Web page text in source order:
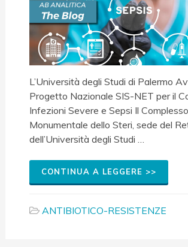
L’Università degli Studi di Palermo
Progetto Nazionale SIS-NET per il
Infezioni Severe e Sepsi Il Complesso
Monumentale dello Steri, sede del
dell’Università degli Studi …
CONTINUA A LEGGERE >>
ANTIBIOTICO-RESISTENZE